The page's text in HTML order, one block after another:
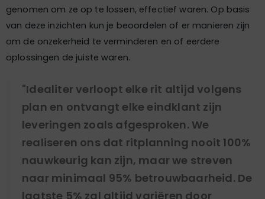
genomen om ze op te lossen, effectief waren. Op basis
van deze inzichten kun je beoordelen of er manieren zijn
om de onzekerheid te verminderen en of eerdere
oplossingen de juiste waren.
"Idealiter verloopt elke rit altijd volgens
plan en ontvangt elke eindklant zijn
leveringen zoals afgesproken. We
realiseren ons dat ritplanning nooit 100%
nauwkeurig kan zijn, maar we streven
naar minimaal 95% betrouwbaarheid. De
laatste 5% zal altijd variëren door